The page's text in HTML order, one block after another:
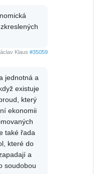
Klaus #35059
jednotná a
existuje
který
ekonomii
také řada
které do
a
soudobou